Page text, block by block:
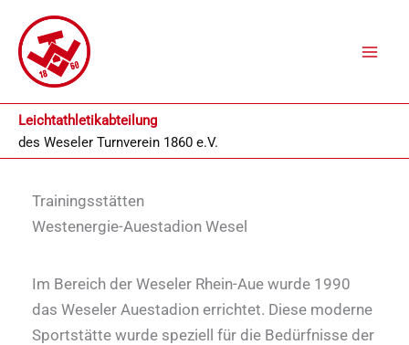
Inhalt
springen
Leichtathletikabteilung
des Weseler Turnverein 1860 e.V.
Trainingsstätten
Westenergie-Auestadion Wesel
Im Bereich der Weseler Rhein-Aue wurde 1990
das Weseler Auestadion errichtet. Diese moderne
Sportstätte wurde speziell für die Bedürfnisse der